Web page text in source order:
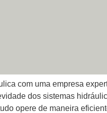
com uma empresa
dos sistemas
opere de maneira